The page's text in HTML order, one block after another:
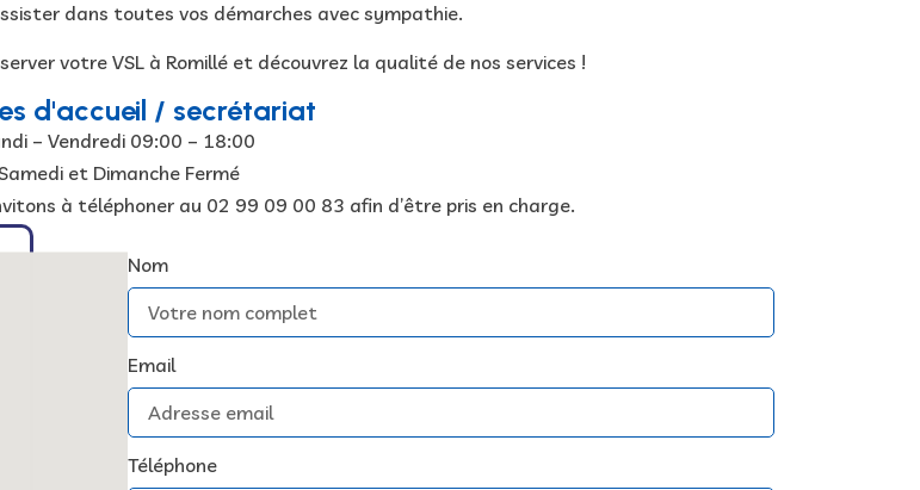
dans toutes vos démarches avec sympathie.
votre VSL à Romillé et découvrez la qualité de nos services !
d'accueil / secrétariat
– Vendredi 09:00 – 18:00
et Dimanche Fermé
à téléphoner au 02 99 09 00 83 afin d’être pris en charge.
Nom
Email
Téléphone